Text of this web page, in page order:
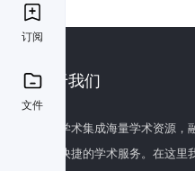
订阅
文件
关于我们
百度学术集成海量学术资源
全面快捷的学术服务。在这